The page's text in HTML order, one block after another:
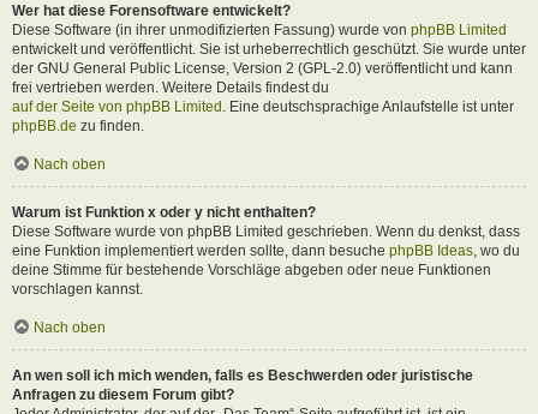
Wer hat diese Forensoftware entwickelt?
Diese Software (in ihrer unmodifizierten Fassung) wurde von phpBB Limited
entwickelt und veröffentlicht. Sie ist urheberrechtlich geschützt. Sie wurde unter
der GNU General Public License, Version 2 (GPL-2.0) veröffentlicht und kann
frei vertrieben werden. Weitere Details findest du
auf der Seite von phpBB Limited . Eine deutschsprachige Anlaufstelle ist unter
phpBB.de zu finden.
Nach oben
Warum ist Funktion x oder y nicht enthalten?
Diese Software wurde von phpBB Limited geschrieben. Wenn du denkst, dass
eine Funktion implementiert werden sollte, dann besuche phpBB Ideas , wo du
deine Stimme für bestehende Vorschläge abgeben oder neue Funktionen
vorschlagen kannst.
Nach oben
An wen soll ich mich wenden, falls es Beschwerden oder juristische
Anfragen zu diesem Forum gibt?